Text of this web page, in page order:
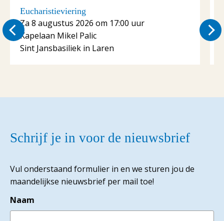
Eucharistieviering
Za 8 augustus 2026 om 17:00 uur
Kapelaan Mikel Palic
Sint Jansbasiliek in Laren
Schrijf je in voor de nieuwsbrief
Vul onderstaand formulier in en we sturen jou de
maandelijkse nieuwsbrief per mail toe!
Naam